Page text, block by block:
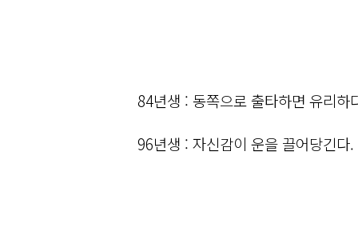
84년생 : 동쪽으로 출타하면 유리하
96년생 : 자신감이 운을 끌어당긴다.